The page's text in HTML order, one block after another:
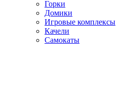
Горки
Домики
Игровые комплексы
Качели
Самокаты